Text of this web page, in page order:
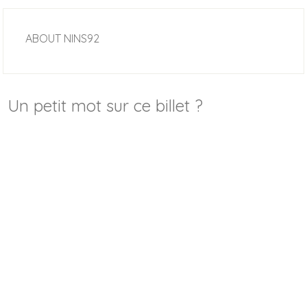
ABOUT NINS92
Un petit mot sur ce billet ?